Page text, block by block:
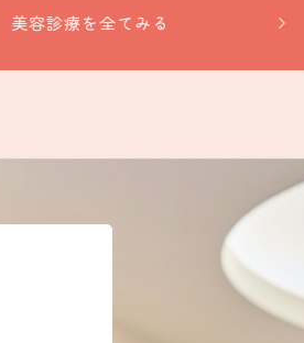
美容診療を全てみる